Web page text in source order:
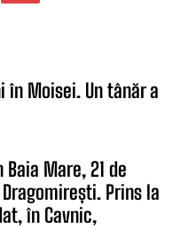
în Moisei. Un tânăr a
Baia Mare, 21 de
Prins la
în Cavnic,